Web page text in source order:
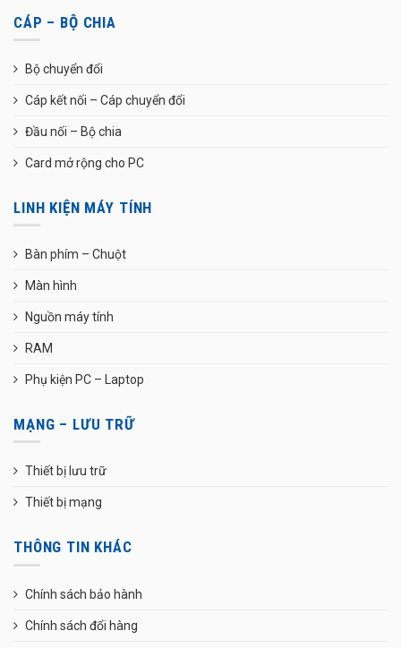
CÁP – BỘ CHIA
Bộ chuyển đổi
Cáp kết nối – Cáp chuyển đổi
Đầu nối – Bộ chia
Card mở rộng cho PC
LINH KIỆN MÁY TÍNH
Bàn phím – Chuột
Màn hình
Nguồn máy tính
RAM
Phụ kiện PC – Laptop
MẠNG – LƯU TRỮ
Thiết bị lưu trữ
Thiết bị mạng
THÔNG TIN KHÁC
Chính sách bảo hành
Chính sách đổi hàng